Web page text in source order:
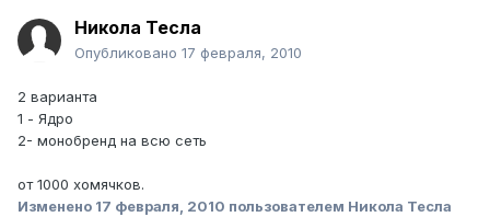
Никола Тесла
Опубликовано 17 февраля, 2010
2 варианта
1 - Ядро
2- монобренд на всю сеть
от 1000 хомячков.
Изменено 17 февраля, 2010 пользователем Никола Тесла